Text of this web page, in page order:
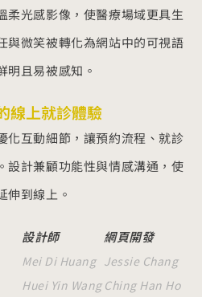
設計師
Mei Di Huang
Huei Yin Wang
網頁開發
Jessie Chang
Ching Han Ho
柔光感影像，使醫療場域更具生
與微笑被轉化為網站中的可視語
明且易被感知。
線上就診體驗
化互動細節，讓預約流程、就診
設計兼顧功能性與情感溝通，使
伸到線上。